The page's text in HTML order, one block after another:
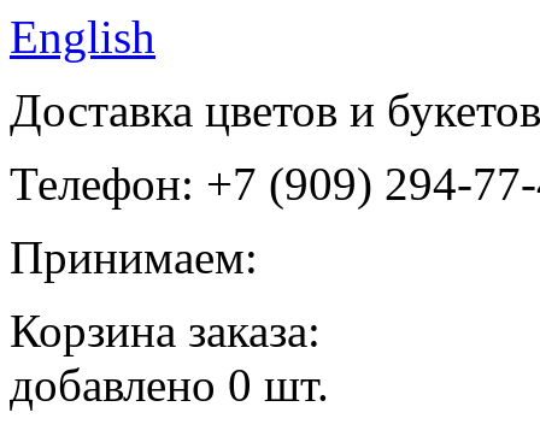
English
Доставка цветов и
Телефон: +7 (909) 294-
Принимаем:
Корзина заказа:
добавлено 0 шт.